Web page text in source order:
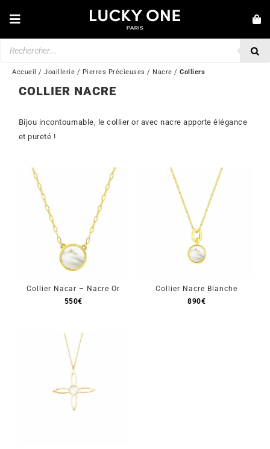
auToggle
Navigation
BRACELETS
COLLIERS
BAGUES
BOUCLES D’OREILLES
BIJOUX
MONTRES
SECONDE MAIN
MARQUES
💎 SERVICE CLIENT
Mon Compte
Accueil / Joaillerie / Pierres Précieuses / Nacre / Colliers
COLLIER NACRE
Bijou incontournable, le collier or avec nacre apporte élégance
et pureté !
Collier Nacar – Nacre Or
550€
Collier Nacre Blanche
890€